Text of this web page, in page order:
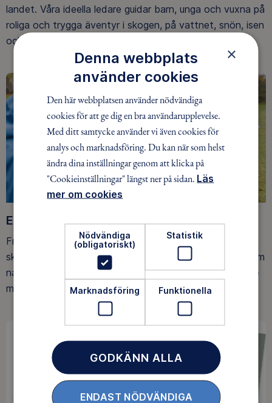
landet. Våra ideella ledare guidar barn, unga och vuxna på
roliga och trygga äventyr i skogen, på vattnet, snön, isen
och på fjället.
Ett friluftsliv för alla
Friluftsfrämjandet arbetar för att så många som möjligt
ska upptäcka den rörelseglädje och de hälsoeffekter som
naturen ger. Som medlem bidrar du också till vårt arbete
med att skydda allemansrätten.
×
Denna webbplats
använder cookies
Den här webbplatsen använder nödvändiga
cookies för att ge dig en bra användarupplevelse.
Med ditt samtycke använder vi även cookies för
analys och marknadsföring. Du kan när som helst
ändra dina inställningar genom att klicka på
"Cookieinställningar" längst ner på sidan. Läs
mer om cookies
Nödvändiga
(obligatoriskt)
Statistik
Marknadsföring Funktionella
GODKÄNN ALLA
ENDAST NÖDVÄNDIGA